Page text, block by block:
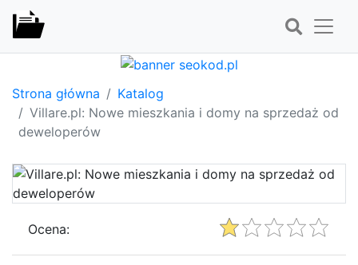
Strona główna
Katalog
Villare.pl: Nowe mieszkania i domy na sprzedaż od
deweloperów
Ocena: